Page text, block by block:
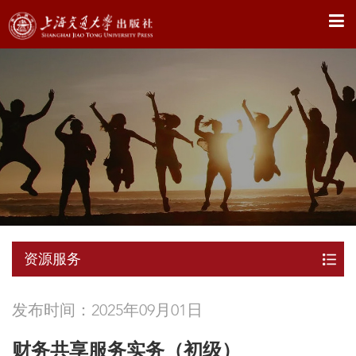
X
资源服务
发布时间：2025年09月01日
财务共享服务实务（初级）